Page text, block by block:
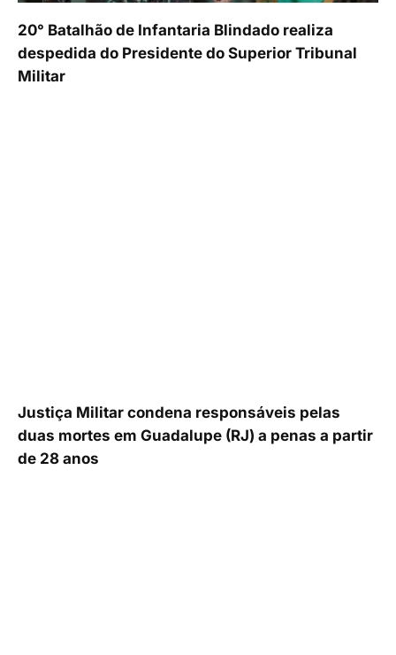
20° Batalhão de Infantaria Blindado realiza
despedida do Presidente do Superior Tribunal
Militar
Justiça Militar condena responsáveis pelas
duas mortes em Guadalupe (RJ) a penas a partir
de 28 anos